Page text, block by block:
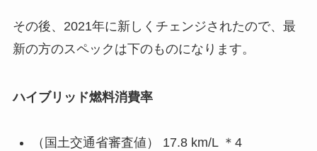
その後、2021年に新しくチェンジされたので、最
新の方のスペックは下のものになります。
ハイブリッド燃料消費率
（国土交通省審査値） 17.8 km/L ＊4